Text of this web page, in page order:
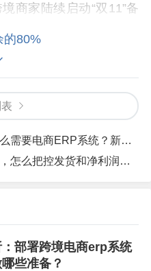
商家陆续启动“双11”备
棵圣诞树，并首次将速
场准备的。通过海外仓
达，部分地区甚至隔日
我们还会及时补货。”遨
家眼镜厂不仅突破了发
人发展到超过230人。
次就下单十几、二十
的80%
ERP系统？新手看了都想来一套
控发货和净利润？实战案例剖析
部署跨境电商erp系统
些准备？